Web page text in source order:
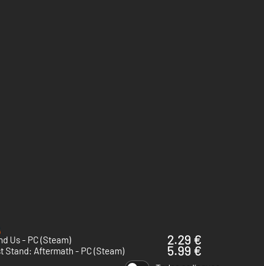
Us - PC (Steam)
2.29 €
Stand: Aftermath - PC (Steam)
5.99 €